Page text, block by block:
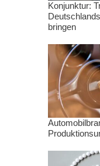
Konjunktur:
bringen